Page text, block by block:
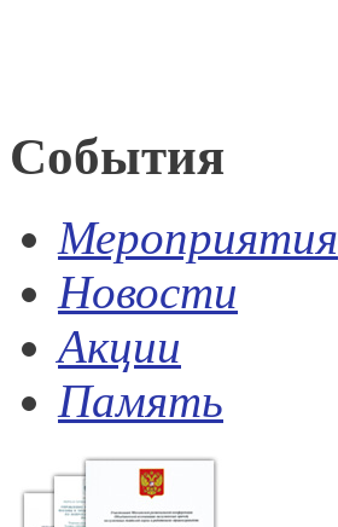
События
Мероприятия
Новости
Акции
Память